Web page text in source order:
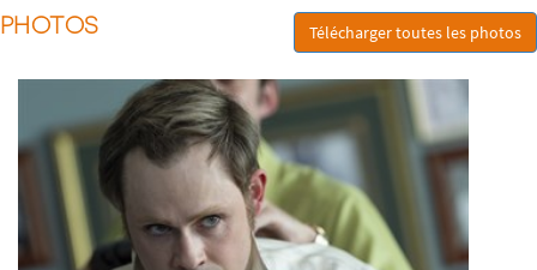
PHOTOS Télécharger toutes les photos